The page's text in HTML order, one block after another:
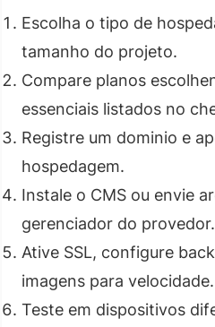
Escolha o tipo de
tamanho do projeto.
Compare planos
essenciais listados no
Registre um dominio e
hospedagem.
Instale o CMS ou envie
gerenciador do provedor.
Ative SSL, configure
imagens para velocidade.
Teste em dispositivos